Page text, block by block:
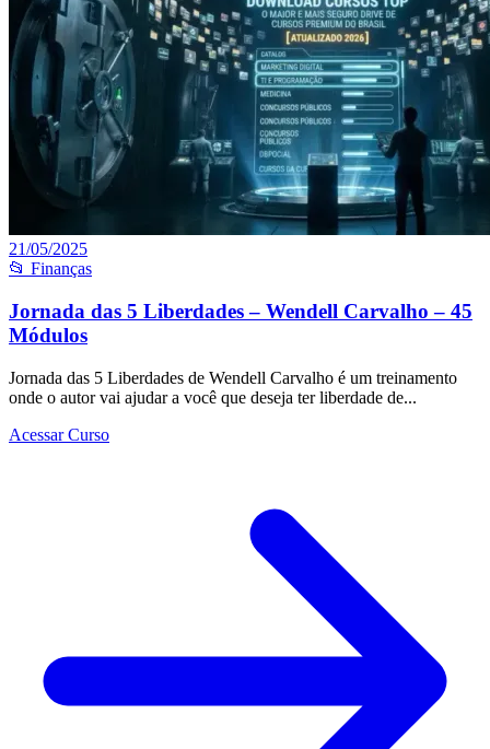
21/05/2025
📂 Finanças
Jornada das 5 Liberdades – Wendell Carvalho – 45
Módulos
Jornada das 5 Liberdades de Wendell Carvalho é um treinamento
onde o autor vai ajudar a você que deseja ter liberdade de...
Acessar Curso